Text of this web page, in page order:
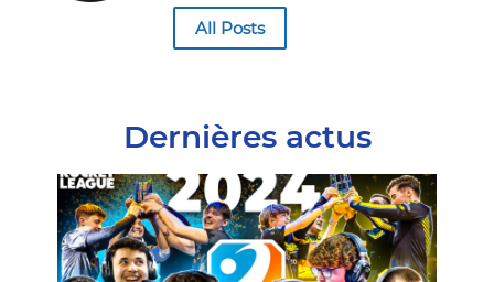
All Posts
Dernières actus